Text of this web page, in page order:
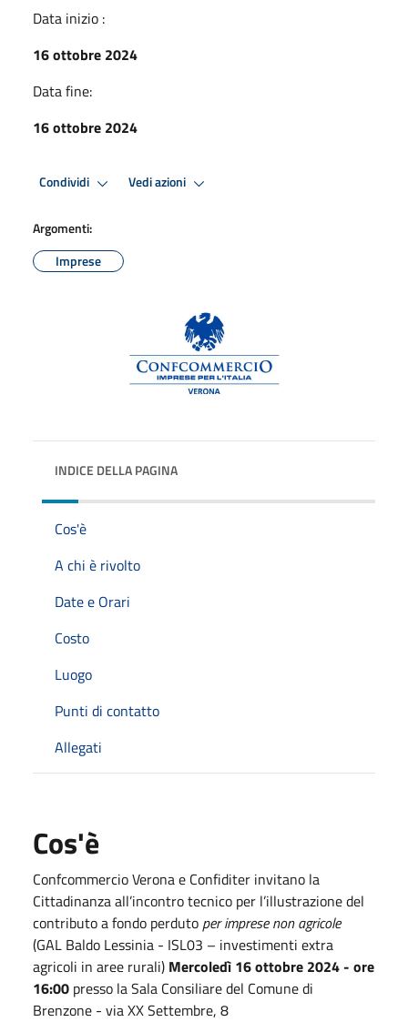
Data inizio :
16 ottobre 2024
Data fine:
16 ottobre 2024
Condividi Vedi azioni
Argomenti:
Imprese
INDICE DELLA PAGINA
Cos'è
A chi è rivolto
Date e Orari
Costo
Luogo
Punti di contatto
Allegati
Cos'è
Confcommercio Verona e Confiditer invitano la
Cittadinanza all’incontro tecnico per l’illustrazione del
contributo a fondo perduto per imprese non agricole
(GAL Baldo Lessinia - ISL03 – investimenti extra
agricoli in aree rurali) Mercoledì 16 ottobre 2024 - ore
16:00 presso laSala Consiliare del Comune di
Brenzone - via XX Settembre, 8